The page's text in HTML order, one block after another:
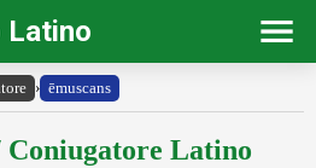
Latino
› ēmuscans
Latino